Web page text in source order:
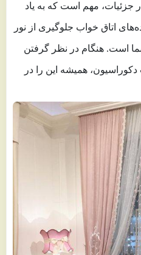
جزئیات، مهم است که به یاد
اتاق خواب جلوگیری از نور
است. هنگام در نظر گرفتن
همیشه این را در